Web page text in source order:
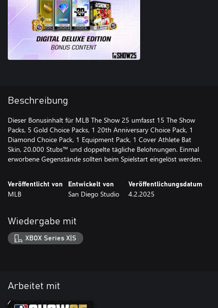
Beschreibung
Dieser Bonusinhalt für MLB The Show 25 umfasst 15 The Show
Packs, 5 Gold Choice Packs, 1 20th Anniversary Choice Pack, 1
Diamond Choice Pack, 1 Equipment Pack, 1 Cover Athlete Bat
Skin, 20.000 Stubs™ und doppelte tägliche Belohnungen. Einmal
erworbene Gegenstände sollten beim Spielstart eingelöst werden.
Veröffentlicht von
MLB
Entwickelt von
San Diego Studio
Veröffentlichungsdatum
4.2.2025
Wiedergabe mit
XBOX Series X|S
Arbeitet mit